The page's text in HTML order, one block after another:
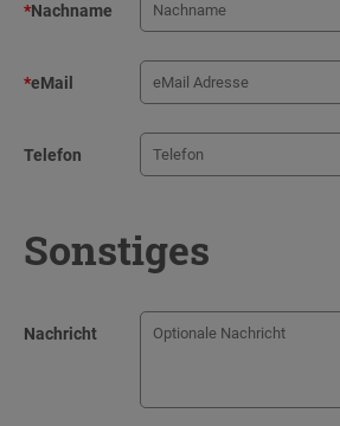
*Nachname
*eMail
Telefon
Sonstiges
Nachricht